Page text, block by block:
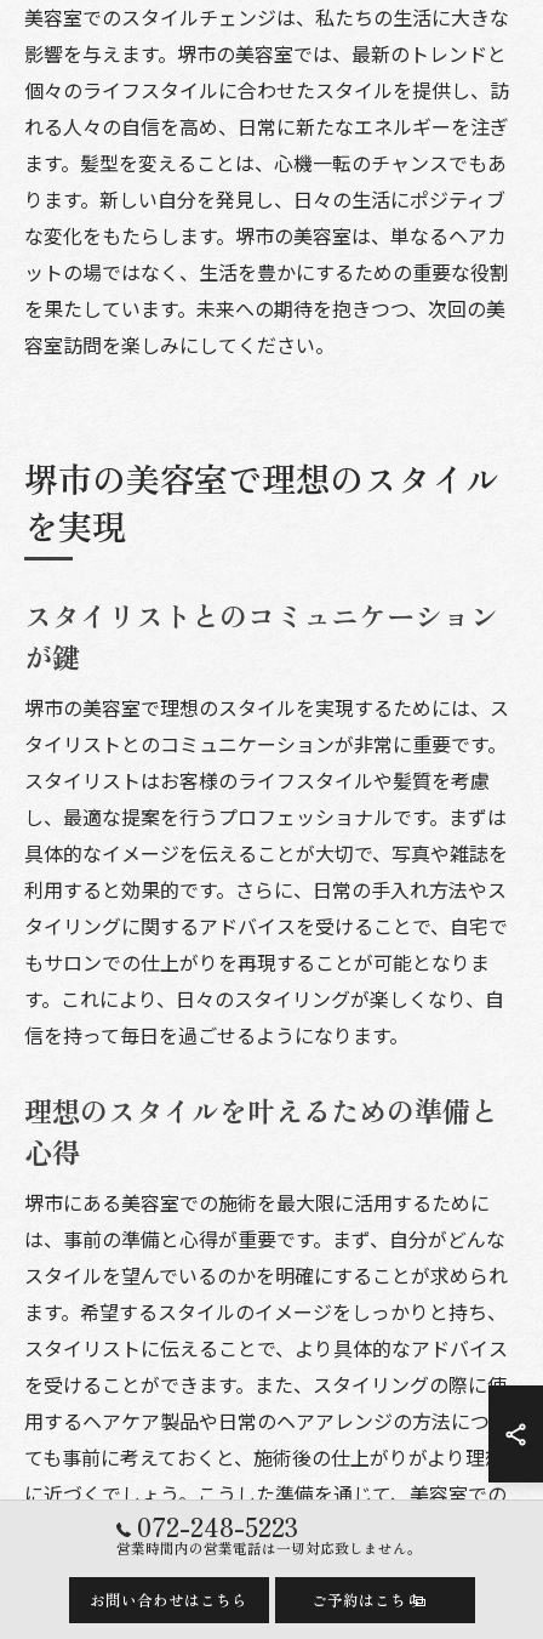
美容室でのスタイルチェンジは、私たちの生活に大きな
影響を与えます。堺市の美容室では、最新のトレンドと
個々のライフスタイルに合わせたスタイルを提供し、訪
れる人々の自信を高め、日常に新たなエネルギーを注ぎ
ます。髪型を変えることは、心機一転のチャンスでもあ
ります。新しい自分を発見し、日々の生活にポジティブ
な変化をもたらします。堺市の美容室は、単なるヘアカ
ットの場ではなく、生活を豊かにするための重要な役割
を果たしています。未来への期待を抱きつつ、次回の美
容室訪問を楽しみにしてください。
堺市の美容室で理想のスタイル
を実現
スタイリストとのコミュニケーション
が鍵
堺市の美容室で理想のスタイルを実現するためには、ス
タイリストとのコミュニケーションが非常に重要です。
スタイリストはお客様のライフスタイルや髪質を考慮
し、最適な提案を行うプロフェッショナルです。まずは
具体的なイメージを伝えることが大切で、写真や雑誌を
利用すると効果的です。さらに、日常の手入れ方法やス
タイリングに関するアドバイスを受けることで、自宅で
もサロンでの仕上がりを再現することが可能となりま
す。これにより、日々のスタイリングが楽しくなり、自
信を持って毎日を過ごせるようになります。
理想のスタイルを叶えるための準備と
心得
堺市にある美容室での施術を最大限に活用するために
は、事前の準備と心得が重要です。まず、自分がどんな
スタイルを望んでいるのかを明確にすることが求められ
ます。希望するスタイルのイメージをしっかりと持ち、
スタイリストに伝えることで、より具体的なアドバイス
を受けることができます。また、スタイリングの際に使
用するヘアケア製品や日常のヘアアレンジの方法につい
ても事前に考えておくと、施術後の仕上がりがより理想
に近づくでしょう。こうした準備を通じて、美容室での
体験がより充実したものになります。
堺市の美容室での施術が生む満足感
072-248-5223
営業時間内の営業電話は一切対応致しません。
お問い合わせはこちら ご予約はこちら